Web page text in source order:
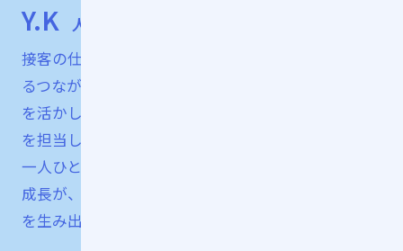
Y.K
人材開発部/教育グループ
接客の仕事を通して、人との会話や笑顔から生まれ
るつながりの温かさを実感してきました。その経験
を活かし、現在は接客業務に携わるスタッフの教育
を担当しています。大切にしているのは、スタッフ
一人ひとりが楽しく学び、成長できること。誰かの
成長が、お客さまの笑顔につながる——そんな循環
を生み出すことを目指しています。